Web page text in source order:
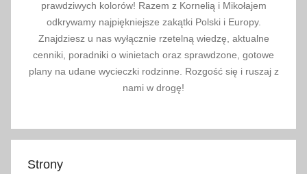
prawdziwych kolorów! Razem z Kornelią i Mikołajem
odkrywamy najpiękniejsze zakątki Polski i Europy.
Znajdziesz u nas wyłącznie rzetelną wiedzę, aktualne
cenniki, poradniki o winietach oraz sprawdzone, gotowe
plany na udane wycieczki rodzinne. Rozgość się i ruszaj z
nami w drogę!
Strony